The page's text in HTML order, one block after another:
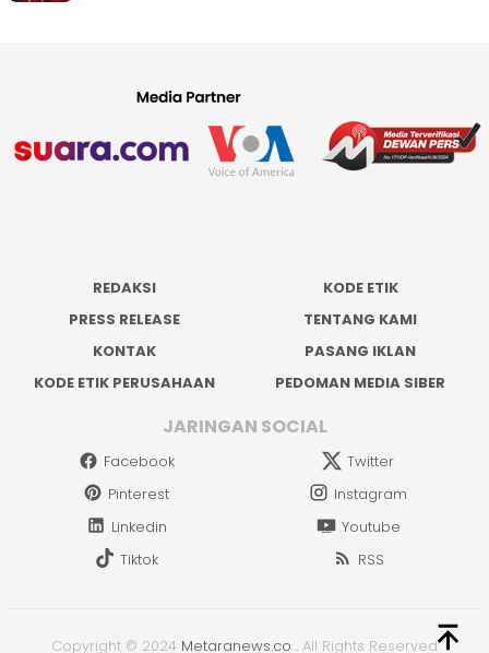
REDAKSI
KODE ETIK
PRESS RELEASE
TENTANG KAMI
KONTAK
PASANG IKLAN
KODE ETIK PERUSAHAAN
PEDOMAN MEDIA SIBER
JARINGAN SOCIAL
Facebook
Twitter
Pinterest
Instagram
Linkedin
Youtube
Tiktok
RSS
Copyright © 2024 Metaranews.co . All Rights Reserved